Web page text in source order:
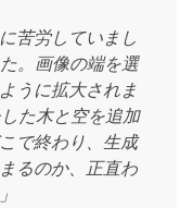
苦労していまし
。画像の端を選
うに拡大されま
た木と空を追加
で終わり、生成
るのか、正直わ